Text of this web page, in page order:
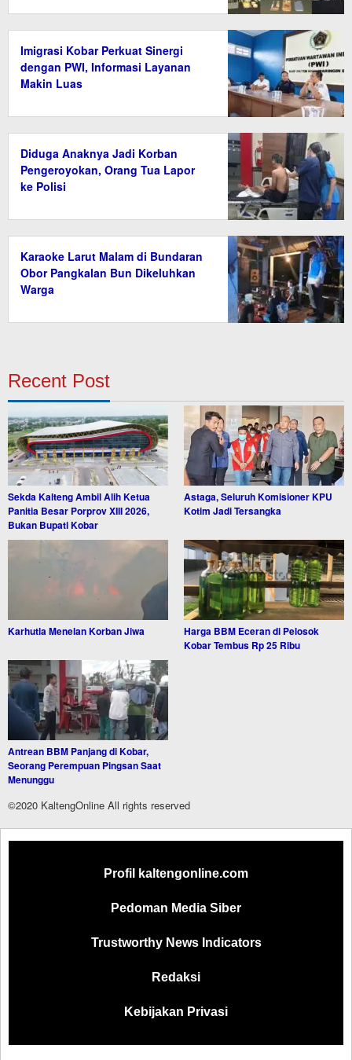
Imigrasi Kobar Perkuat Sinergi
dengan PWI, Informasi Layanan
Makin Luas
Diduga Anaknya Jadi Korban
Pengeroyokan, Orang Tua Lapor
ke Polisi
Karaoke Larut Malam di Bundaran
Obor Pangkalan Bun Dikeluhkan
Warga
Recent Post
Sekda Kalteng Ambil Alih Ketua
Panitia Besar Porprov XIII 2026,
Bukan Bupati Kobar
Astaga, Seluruh Komisioner KPU
Kotim Jadi Tersangka
Karhutla Menelan Korban Jiwa
Harga BBM Eceran di Pelosok
Kobar Tembus Rp 25 Ribu
Antrean BBM Panjang di Kobar,
Seorang Perempuan Pingsan Saat
Menunggu
©2020 KaltengOnline All rights reserved
Profil kaltengonline.com
Pedoman Media Siber
Trustworthy News Indicators
Redaksi
Kebijakan Privasi